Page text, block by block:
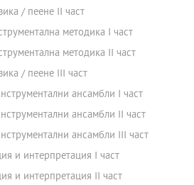
/ пеене ІІ част
методика I част
методика II част
/ пеене ІІІ част
ансамбли I част
ансамбли II част
ансамбли III част
и интерпретация I част
и интерпретация II част